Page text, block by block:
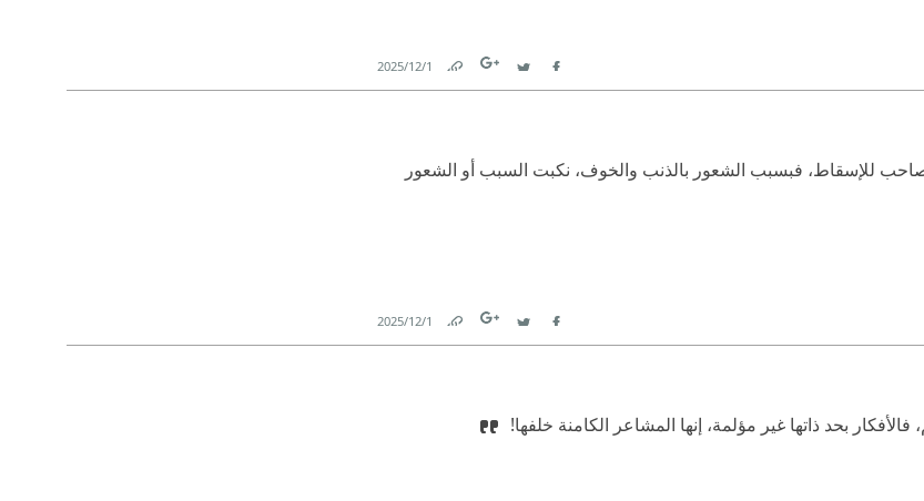
Facebook
Twitter
Link
1‏/12‏/2025
للإسقاط، فبسبب الشعور بالذنب والخوف، نكبت السبب أو الشعور
Facebook
Twitter
Link
1‏/12‏/2025
بحد ذاتها غير مؤلمة، إنها المشاعر الكامنة خلفها!